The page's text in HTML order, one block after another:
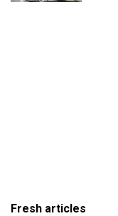
Fresh articles